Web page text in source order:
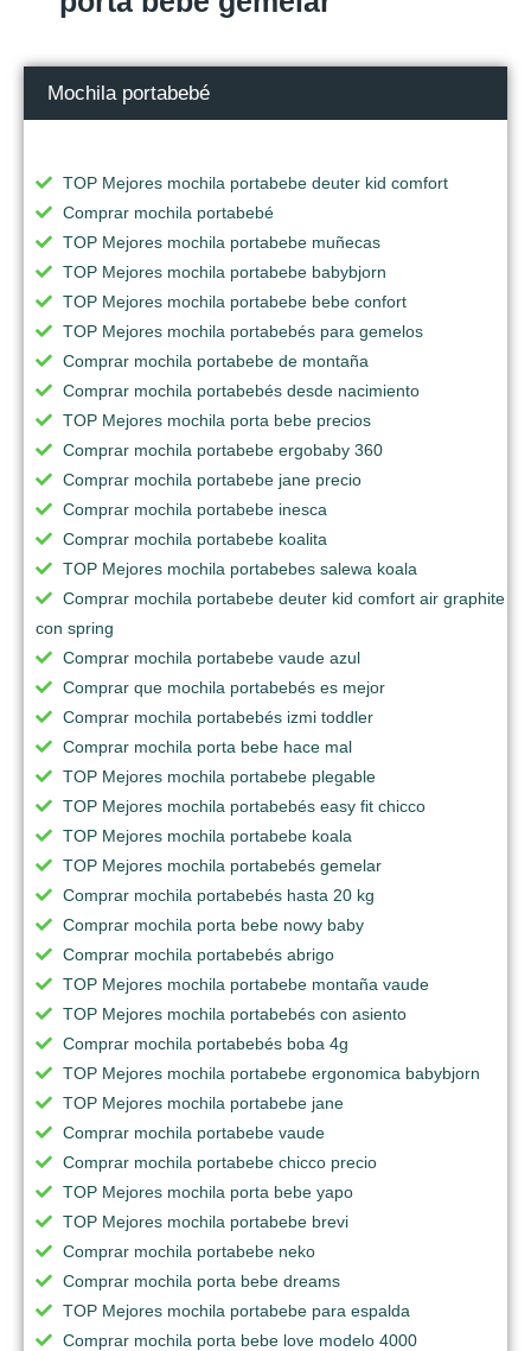
Mochila portabebé
TOP Mejores mochila portabebe deuter kid comfort
Comprar mochila portabebé
TOP Mejores mochila portabebe muñecas
TOP Mejores mochila portabebe babybjorn
TOP Mejores mochila portabebe bebe confort
TOP Mejores mochila portabebés para gemelos
Comprar mochila portabebe de montaña
Comprar mochila portabebés desde nacimiento
TOP Mejores mochila porta bebe precios
Comprar mochila portabebe ergobaby 360
Comprar mochila portabebe jane precio
Comprar mochila portabebe inesca
Comprar mochila portabebe koalita
TOP Mejores mochila portabebes salewa koala
Comprar mochila portabebe deuter kid comfort air graphite
con spring
Comprar mochila portabebe vaude azul
Comprar que mochila portabebés es mejor
Comprar mochila portabebés izmi toddler
Comprar mochila porta bebe hace mal
TOP Mejores mochila portabebe plegable
TOP Mejores mochila portabebés easy fit chicco
TOP Mejores mochila portabebe koala
TOP Mejores mochila portabebés gemelar
Comprar mochila portabebés hasta 20 kg
Comprar mochila porta bebe nowy baby
Comprar mochila portabebés abrigo
TOP Mejores mochila portabebe montaña vaude
TOP Mejores mochila portabebés con asiento
Comprar mochila portabebés boba 4g
TOP Mejores mochila portabebe ergonomica babybjorn
TOP Mejores mochila portabebe jane
Comprar mochila portabebe vaude
Comprar mochila portabebe chicco precio
TOP Mejores mochila porta bebe yapo
TOP Mejores mochila portabebe brevi
Comprar mochila portabebe neko
Comprar mochila porta bebe dreams
TOP Mejores mochila portabebe para espalda
Comprar mochila porta bebe love modelo 4000